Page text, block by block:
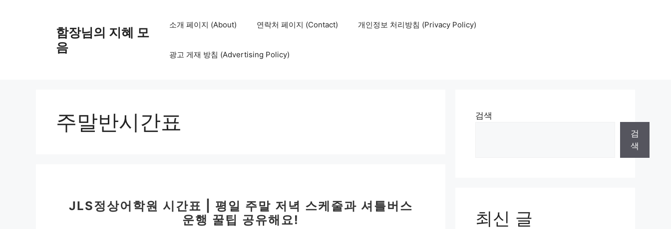
함장님의 지혜 모
음
소개 페이지 (About) 연락처 페이지 (Contact) 개인정보 처리방침 (Privacy Policy)
광고 게재 방침 (Advertising Policy)
주말반시간표
JLS정상어학원 시간표 | 평일 주말 저녁 스케줄과 셔틀버스
운행 꿀팁 공유해요!
검색
검
색
최신 글